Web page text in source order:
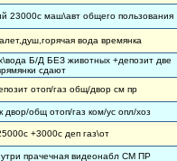
23000с маш\авт общего пользования
вода времянка
Б/Д БЕЗ животных +депозит две
сдают
отоп/газ общ/двор см пр
двор/общ отоп/газ ком/ус опл/хоз
+3000с деп газ\от
прачечная видеонабл СМ ПР